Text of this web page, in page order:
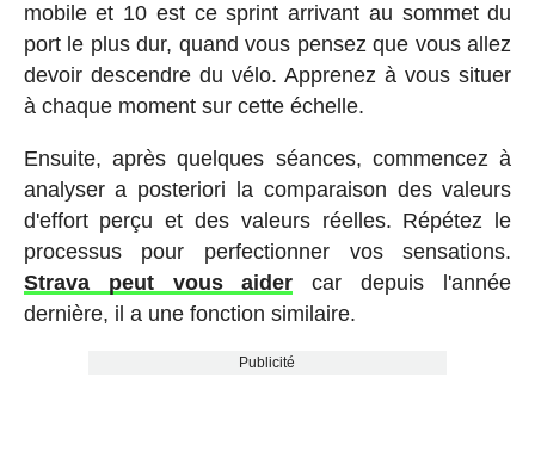
mobile et 10 est ce sprint arrivant au sommet du
port le plus dur, quand vous pensez que vous allez
devoir descendre du vélo. Apprenez à vous situer
à chaque moment sur cette échelle.
Ensuite, après quelques séances, commencez à
analyser a posteriori la comparaison des valeurs
d'effort perçu et des valeurs réelles. Répétez le
processus pour perfectionner vos sensations.
Strava peut vous aider car depuis l'année
dernière, il a une fonction similaire.
Publicité